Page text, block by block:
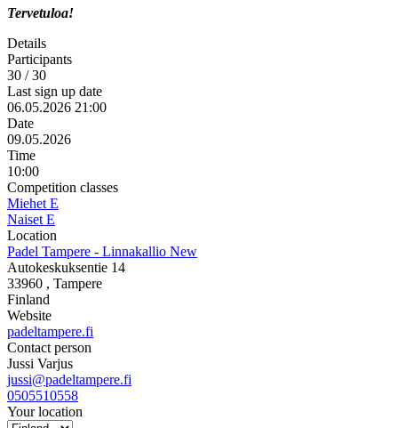
Tervetuloa!
Details
Participants
30 / 30
Last sign up date
06.05.2026 21:00
Date
09.05.2026
Time
10:00
Competition classes
Miehet E
Naiset E
Location
Padel Tampere - Linnakallio New
Autokeskuksentie 14
33960 , Tampere
Finland
Website
padeltampere.fi
Contact person
Jussi Varjus
jussi@padeltampere.fi
0505510558
Your location